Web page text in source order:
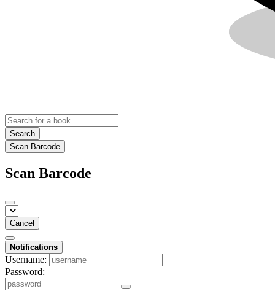
Search
Scan Barcode
Scan Barcode
Cancel
Notifications
Username:
Password: